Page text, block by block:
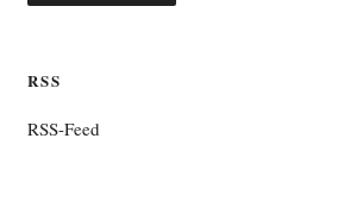
RSS
RSS-Feed